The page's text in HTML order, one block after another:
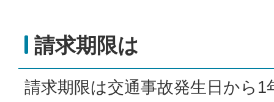
請求期限は
請求期限は交通事故発生日から1